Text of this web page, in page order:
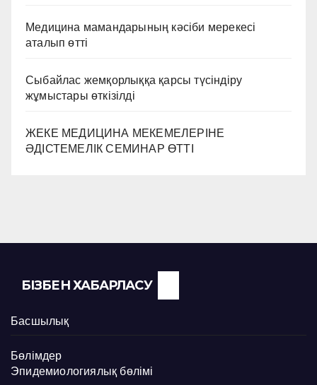
Медицина мамандарының кәсіби мерекесі
аталып өтті
Сыбайлас жемқорлыққа қарсы түсіндіру
жұмыстары өткізілді
ЖЕКЕ МЕДИЦИНА МЕКЕМЕЛЕРІНЕ
ӘДІСТЕМЕЛІК СЕМИНАР ӨТТІ
БІЗБЕН ХАБАРЛАСУ
Басшылық
Бөлімдер
Эпидемиологиялық бөлімі